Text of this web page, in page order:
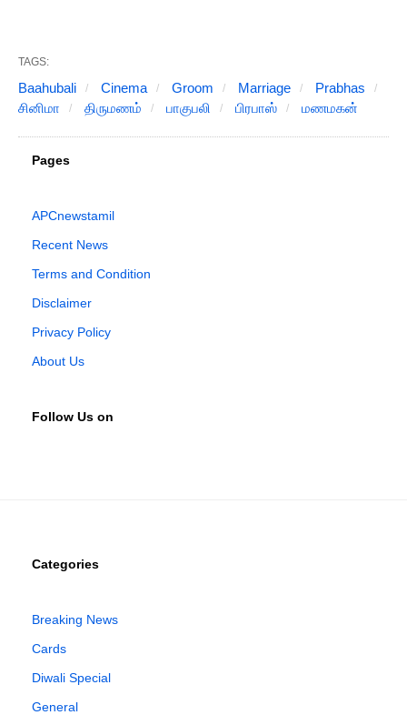
TAGS:
Baahubali Cinema Groom Marriage
Prabhas
சினிமா
திருமணம் பாகுபலி பிரபாஸ் மணமகன்
Pages
APCnewstamil
Recent News
Terms and Condition
Disclaimer
Privacy Policy
About Us
Follow Us on
Categories
Breaking News
Cards
Diwali Special
General